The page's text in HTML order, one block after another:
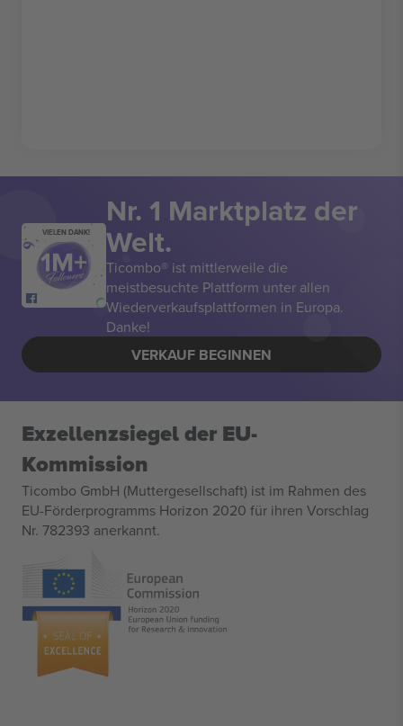
VIELEN DANK!
Nr. 1 Marktplatz der
Welt.
Ticombo® ist mittlerweile die
meistbesuchte Plattform unter allen
Wiederverkaufsplattformen in Europa.
Danke!
VERKAUF BEGINNEN
Exzellenzsiegel der EU-
Kommission
Ticombo GmbH (Muttergesellschaft) ist im Rahmen des
EU-Förderprogramms Horizon 2020 für ihren Vorschlag
Nr. 782393 anerkannt.